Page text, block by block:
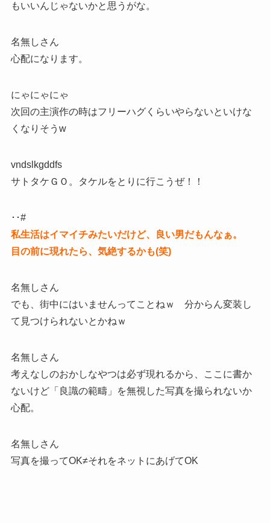
もいいんじゃないかと思うがな。
名無しさん
心配になります。
にゃにゃにゃ
次回の主演作の時はフリーハグくらいやらないといけな
くなりそうw
vndslkgddfs
サトタケＧＯ。タケルをとりに行こうぜ！！
･･#
私生活はイマイチみたいだけど、良い男だもんなぁ。
目の前に現れたら、気絶するかも(笑)
名無しさん
でも、街中にはいませんってことねｗ 分からん変装し
て見つけられないとかねｗ
名無しさん
考えなしのおかしなやつは必ず現れるから、ここに書か
ないけど「良識の範疇」を無視した写真を撮られないか
心配。
名無しさん
写真を撮ってOK≠それをネットにあげてOK